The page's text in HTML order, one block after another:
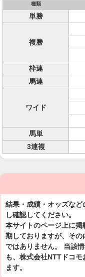
種類
単勝
複勝
枠連
馬連
ワイド
馬単
3連複
結果・成績・オッズな
し確認してください。
本サイトのページ上に
期しておりますが、そ
ではありません。 当該
も、株式会社NTTドコ
ます。